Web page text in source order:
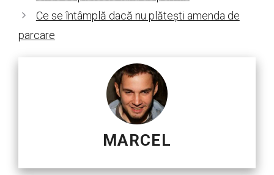
Ce se întâmplă dacă nu plătești amenda de
parcare
MARCEL